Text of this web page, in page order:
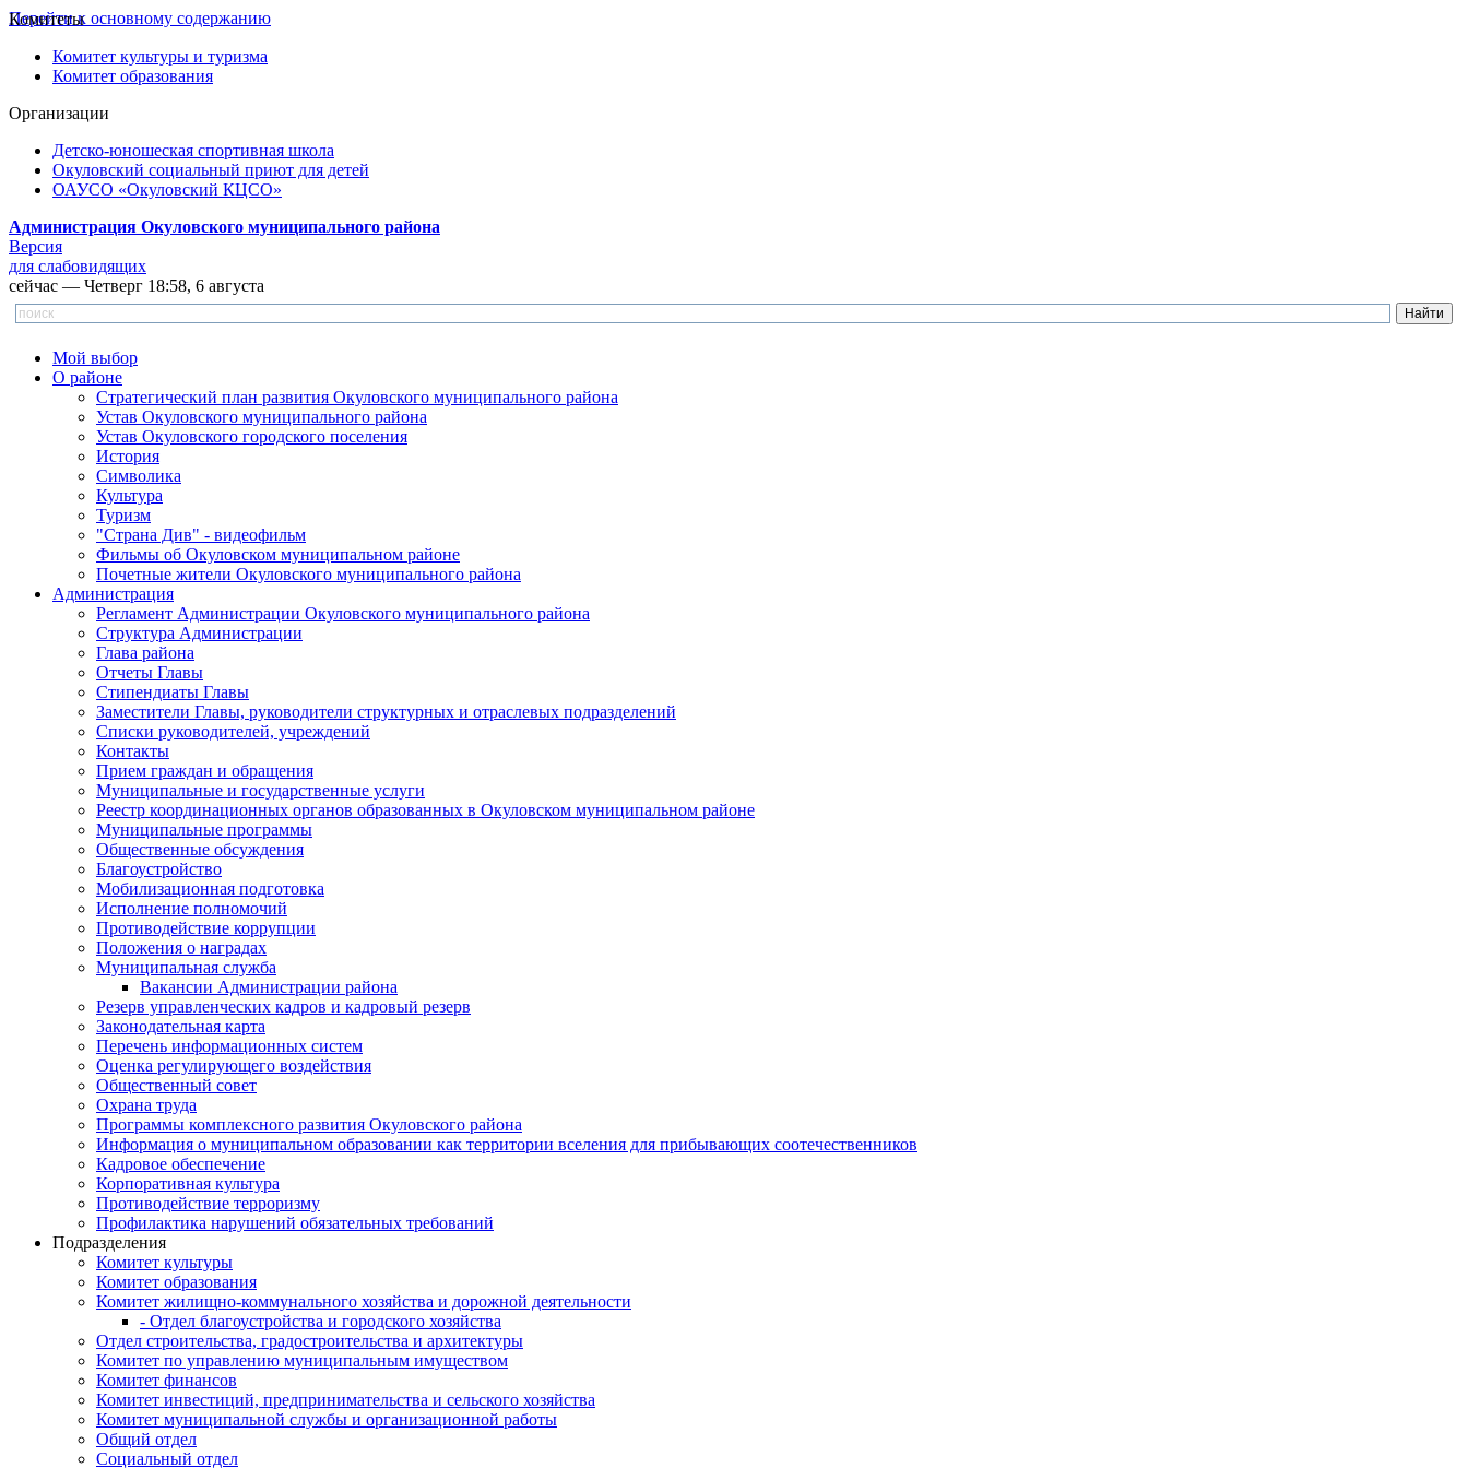
Перейти к основному содержанию
Комитеты
Комитет культуры и туризма
Комитет образования
Организации
Детско-юношеская спортивная школа
Окуловский социальный приют для детей
ОАУСО «Окуловский КЦСО»
Администрация Окуловского муниципального района
Версия
для слабовидящих
сейчас — Четверг 18:58, 6 августа
Мой выбор
О районе
Стратегический план развития Окуловского муниципального района
Устав Окуловского муниципального района
Устав Окуловского городского поселения
История
Символика
Культура
Туризм
"Страна Див" - видеофильм
Фильмы об Окуловском муниципальном районе
Почетные жители Окуловского муниципального района
Администрация
Регламент Администрации Окуловского муниципального района
Структура Администрации
Глава района
Отчеты Главы
Стипендиаты Главы
Заместители Главы, руководители структурных и отраслевых подразделений
Списки руководителей, учреждений
Контакты
Прием граждан и обращения
Муниципальные и государственные услуги
Реестр координационных органов образованных в Окуловском муниципальном районе
Муниципальные программы
Общественные обсуждения
Благоустройство
Мобилизационная подготовка
Исполнение полномочий
Противодействие коррупции
Положения о наградах
Муниципальная служба
Вакансии Администрации района
Резерв управленческих кадров и кадровый резерв
Законодательная карта
Перечень информационных систем
Оценка регулирующего воздействия
Общественный совет
Охрана труда
Программы комплексного развития Окуловского района
Информация о муниципальном образовании как территории вселения для прибывающих соотечественников
Кадровое обеспечение
Корпоративная культура
Противодействие терроризму
Профилактика нарушений обязательных требований
Подразделения
Комитет культуры
Комитет образования
Комитет жилищно-коммунального хозяйства и дорожной деятельности
- Отдел благоустройства и городского хозяйства
Отдел строительства, градостроительства и архитектуры
Комитет по управлению муниципальным имуществом
Комитет финансов
Комитет инвестиций, предпринимательства и сельского хозяйства
Комитет муниципальной службы и организационной работы
Общий отдел
Социальный отдел